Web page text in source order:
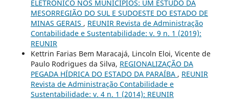
ELETRÔNICO NOS MUNICÍPIOS: UM ESTUDO DA
MESORREGIÃO DO SUL E SUDOESTE DO ESTADO DE
MINAS GERAIS , REUNIR Revista de Administração
Contabilidade e Sustentabilidade: v. 9 n. 1 (2019):
REUNIR
Kettrin Farias Bem Maracajá, Lincoln Eloi, Vicente de
Paulo Rodrigues da Silva, REGIONALIZAÇÃO DA
PEGADA HÍDRICA DO ESTADO DA PARAÍBA , REUNIR
Revista de Administração Contabilidade e
Sustentabilidade: v. 4 n. 1 (2014): REUNIR